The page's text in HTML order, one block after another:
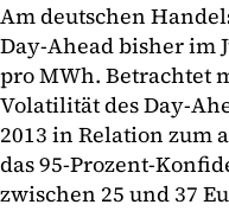
Am deutschen
Day-Ahead bisher im
pro MWh. Betrachtet
Volatilität des Day-
2013 in Relation zum
das 95-Prozent-
zwischen 25 und 37